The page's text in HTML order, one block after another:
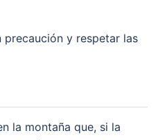
precaución y respetar las
la montaña que, si la